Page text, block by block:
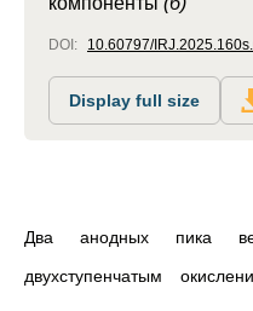
DOI: 10.60797/
Display full size
Два анодных пика
двухступенчатым